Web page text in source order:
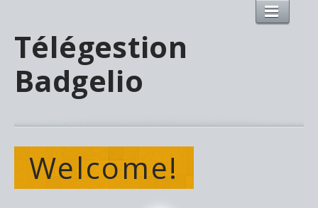
Télégestion
Badgelio
Welcome!